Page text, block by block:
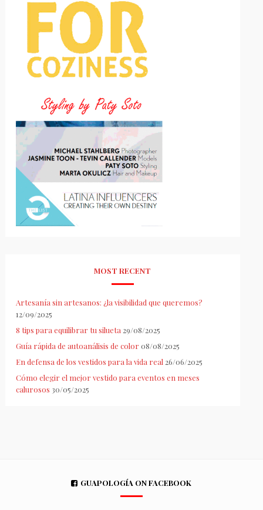
MOST RECENT
Artesanía sin artesanos: ¿la visibilidad que queremos?
12/09/2025
8 tips para equilibrar tu silueta 29/08/2025
Guía rápida de autoanálisis de color 08/08/2025
En defensa de los vestidos para la vida real 26/06/2025
Cómo elegir el mejor vestido para eventos en meses
calurosos 30/05/2025
GUAPOLOGÍA ON FACEBOOK